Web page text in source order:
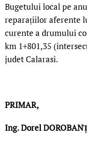
Bugetului local pe
reparațiilor aferente
curente a drumului
km 1+801,35
judet Calarasi.
PRIMAR,
Ing. Dorel